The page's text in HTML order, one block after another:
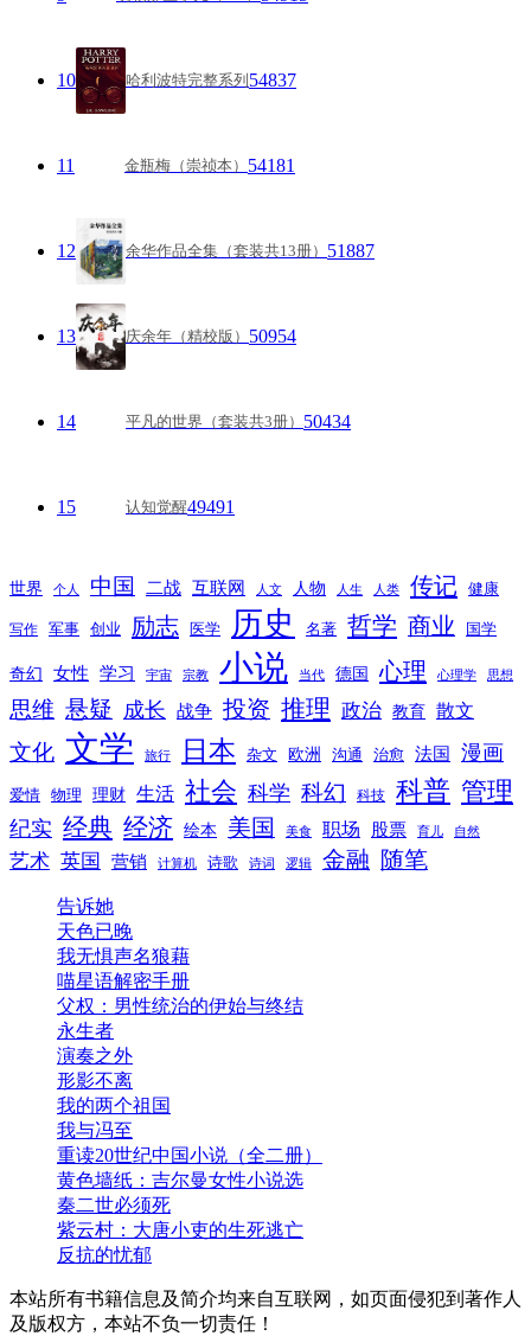
10 哈利波特完整系列 54837
11 金瓶梅（崇祯本） 54181
12 余华作品全集（套装共13册） 51887
13 庆余年（精校版） 50954
14 平凡的世界（套装共3册） 50434
15 认知觉醒49491
世界 个人 中国 二战 互联网 人文 人物 人生 人类 传记 健康
写作 军事 创业 励志 医学 历史 名著 哲学 商业 国学
奇幻 女性 学习 宇宙 宗教 小说 当代 德国 心理 心理学 思想
思维 悬疑 成长 战争 投资 推理 政治 教育 散文
文化 文学 旅行 日本 杂文 欧洲 沟通 治愈 法国 漫画
爱情 物理 理财 生活 社会 科学 科幻 科技 科普 管理
纪实 经典 经济 绘本 美国 美食 职场 股票 育儿 自然
艺术 英国 营销 计算机 诗歌 诗词 逻辑 金融 随笔
告诉她
天色已晚
我无惧声名狼藉
喵星语解密手册
父权：男性统治的伊始与终结
永生者
演奏之外
形影不离
我的两个祖国
我与冯至
重读20世纪中国小说（全二册）
黄色墙纸：吉尔曼女性小说选
秦二世必须死
紫云村：大唐小吏的生死逃亡
反抗的忧郁
本站所有书籍信息及简介均来自互联网，如页面侵犯到著作人
及版权方，本站不负一切责任！